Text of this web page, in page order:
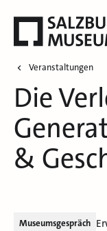
Veranstaltungen
Die
&
Museumsgespräch